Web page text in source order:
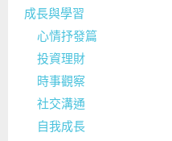
成長與學習
心情抒發篇
投資理財
時事觀察
社交溝通
自我成長